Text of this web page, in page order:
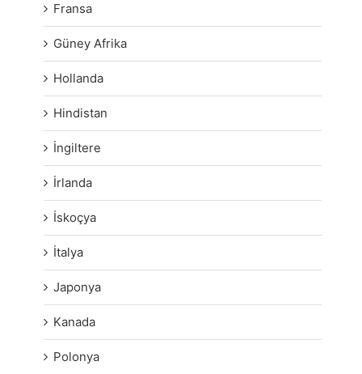
Fransa
Güney Afrika
Hollanda
Hindistan
İngiltere
İrlanda
İskoçya
İtalya
Japonya
Kanada
Polonya